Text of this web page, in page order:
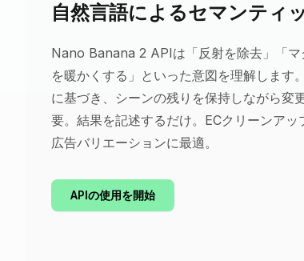
自然言語によるセマンティ
Nano Banana 2 APIは「反射を除去」「
を暖かくする」といった意図を理解します
に基づき、シーンの残りを保持しながら変
要。結果を記述するだけ。ECクリーンア
広告バリエーションに最適。
APIの使用を開始